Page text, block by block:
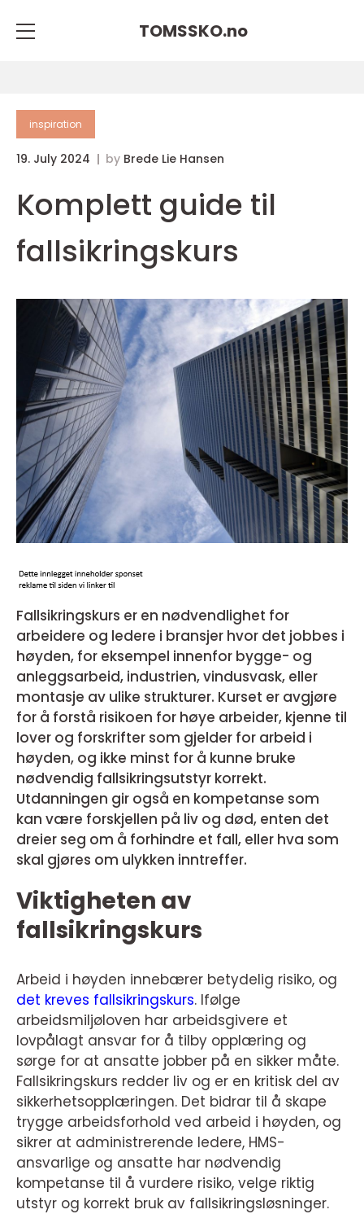
TOMSSKO.no
inspiration
19. July 2024 by Brede Lie Hansen
Komplett guide til
fallsikringskurs
Fallsikringskurs er en nødvendlighet for
arbeidere og ledere i bransjer hvor det jobbes i
høyden, for eksempel innenfor bygge- og
anleggsarbeid, industrien, vindusvask, eller
montasje av ulike strukturer. Kurset er avgjøre
for å forstå risikoen for høye arbeider, kjenne til
lover og forskrifter som gjelder for arbeid i
høyden, og ikke minst for å kunne bruke
nødvendig fallsikringsutstyr korrekt.
Utdanningen gir også en kompetanse som
kan være forskjellen på liv og død, enten det
dreier seg om å forhindre et fall, eller hva som
skal gjøres om ulykken inntreffer.
Viktigheten av
fallsikringskurs
Arbeid i høyden innebærer betydelig risiko, og
det kreves fallsikringskurs. Ifølge
arbeidsmiljøloven har arbeidsgivere et
lovpålagt ansvar for å tilby opplæring og
sørge for at ansatte jobber på en sikker måte.
Fallsikringskurs redder liv og er en kritisk del av
sikkerhetsopplæringen. Det bidrar til å skape
trygge arbeidsforhold ved arbeid i høyden, og
sikrer at administrerende ledere, HMS-
ansvarlige og ansatte har nødvendig
kompetanse til å vurdere risiko, velge riktig
utstyr og korrekt bruk av fallsikringsløsninger.